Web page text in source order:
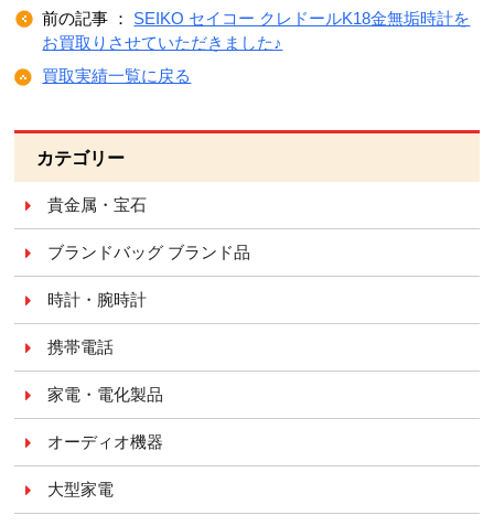
前の記事 ： SEIKO セイコー クレドールK18金無垢時計を
お買取りさせていただきました♪
買取実績一覧に戻る
カテゴリー
貴金属・宝石
ブランドバッグ ブランド品
時計・腕時計
携帯電話
家電・電化製品
オーディオ機器
大型家電